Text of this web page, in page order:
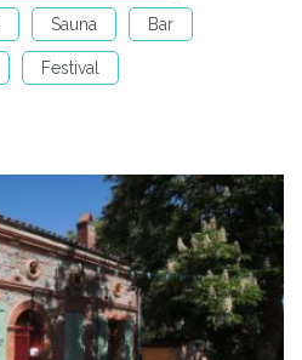
Sauna Bar
Festival